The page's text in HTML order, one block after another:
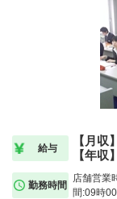
給与
【月収
【年収
勤務時間
店舗営業
間:09時